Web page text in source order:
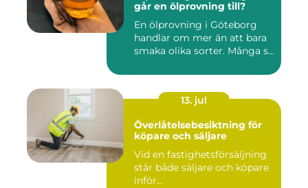
går en ölprovning till?
En ölprovning i Göteborg
handlar om mer än att bara
smaka olika sorter. Många s...
13. jul
Överlåtelsebesiktning för
köpare och säljare
Vid en fastighetsförsäljning
står både säljare och köpare
inför...